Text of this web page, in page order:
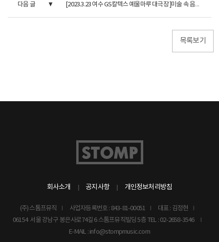
다음 글 [2023.3.23 여수 GS칼텍스 예울마루 대극장 ]미술 속 음악 이야...
목록보기
회사소개 공지사항 개인정보처리방침
(주) 스톰프뮤직 사업자등록번호 : 843-81-00051
대표 : 김정현
06154 서울 강남구 봉은사로74길 6 스톰프뮤직빌딩 5층 TEL : 02-2658-3546
E-MAIL : info@stompmusic.com